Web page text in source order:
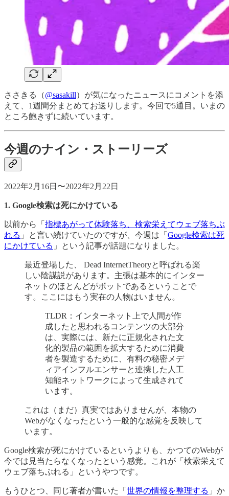
ささきる（@sasakill）が気になったニュースにコメントを添
えて、1週間分まとめてお送りします。今回で5通目。いまの
ところ飽きずに続いています。
今週のナイン・ストーリーズ
2022年2月16日〜2022年2月22日
1. Google検索は死にかけている
以前から「 指標あがって体験落ち、検索栄えてウェブ落ちぶ
れる 」と言い続けていたのですが、今週は「 Google検索は死
にかけている 」という記事が話題になりました。
最近登場した、 Dead InternetTheoryと呼ばれる楽
しい陰謀説があります。主張は基本的にインター
ネットのほとんどがボットであるということで
す。ここにはもう実在の人物はいません。
TLDR：インターネット上で人間が作
成したと思われるコンテンツの大部分
は、実際には、新たに正規化された文
化的製品の範囲を拡大するために消費
者を製造するために、有料の秘密メデ
ィアインフルエンサーと連携した人工
知能ネットワークによって生成されて
います。
これは（まだ）真実ではありませんが、本物の
Webがなくなったという一般的な感覚を反映して
います。
Google検索が死にかけているというよりも、かつてのWebが
今では見当たらなくなったという感覚。これが「検索栄えて
ウェブ落ちぶれる」というやつです。
もうひとつ、同じ著者が書いた「 世界の情報を整理する 」か